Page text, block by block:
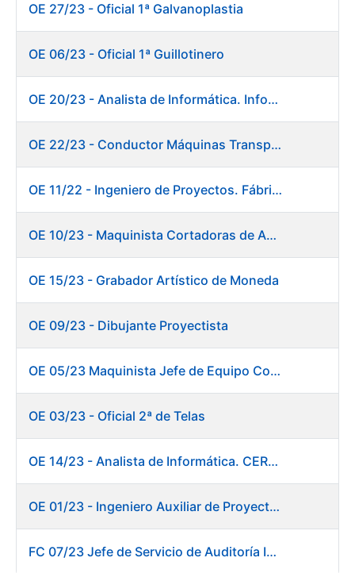
OE 27/23 - Oficial 1ª Galvanoplastia
OE 06/23 - Oficial 1ª Guillotinero
OE 20/23 - Analista de Informática. Informática.
OE 22/23 - Conductor Máquinas Transportadoras-Elevadoras. Fábrica Papel.
OE 11/22 - Ingeniero de Proyectos. Fábrica de Papel
OE 10/23 - Maquinista Cortadoras de Acabados.
OE 15/23 - Grabador Artístico de Moneda
OE 09/23 - Dibujante Proyectista
OE 05/23 Maquinista Jefe de Equipo Corte y Enfajado
OE 03/23 - Oficial 2ª de Telas
OE 14/23 - Analista de Informática. CERES
OE 01/23 - Ingeniero Auxiliar de Proyectos. Innovación
FC 07/23 Jefe de Servicio de Auditoría Interna